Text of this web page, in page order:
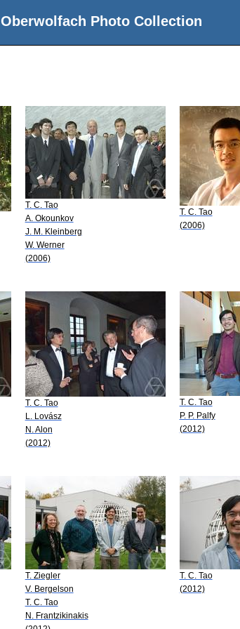
Oberwolfach Photo Collection
T. C. Tao
A. Okounkov
J. M. Kleinberg
W. Werner
(2006)
T. C. Tao
(2006)
T. C. Tao
L. Lovász
N. Alon
(2012)
T. C. Tao
P. P. Palfy
(2012)
T. Ziegler
V. Bergelson
T. C. Tao
N. Frantzikinakis
T. C. Tao
(2012)